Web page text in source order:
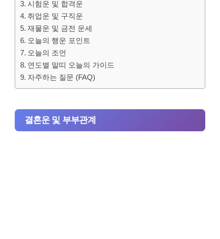
시험운 및 합격운
취업운 및 구직운
재물운 및 금전 운세
오늘의 행운 포인트
오늘의 조언
연도별 말띠 오늘의 가이드
자주하는 질문 (FAQ)
결혼운 및 부부관계